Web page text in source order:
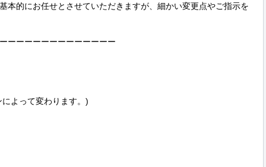
本的にお任せとさせていただきますが、細かい変更点やご指示を
ーーーーーーーーーーーーー
よって変わります。)